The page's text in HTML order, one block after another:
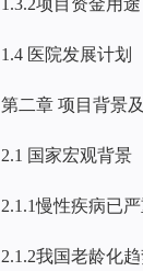
1.3.2项目资金用途
1.4 医院发展计划
第二章 项目背景
2.1 国家宏观背景
2.1.1慢性疾病已
2.1.2我国老龄化